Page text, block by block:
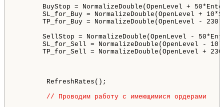
BuyStop = NormalizeDouble(OpenLevel +
SL_for_Buy = NormalizeDouble(OpenLevel +
TP_for_Buy = NormalizeDouble(OpenLevel -
SellStop = NormalizeDouble(OpenLevel -
SL_for_Sell = NormalizeDouble(OpenLevel -
TP_for_Sell = NormalizeDouble(OpenLevel +
        RefreshRates();
// Проводим работу с имеющимися ордерами